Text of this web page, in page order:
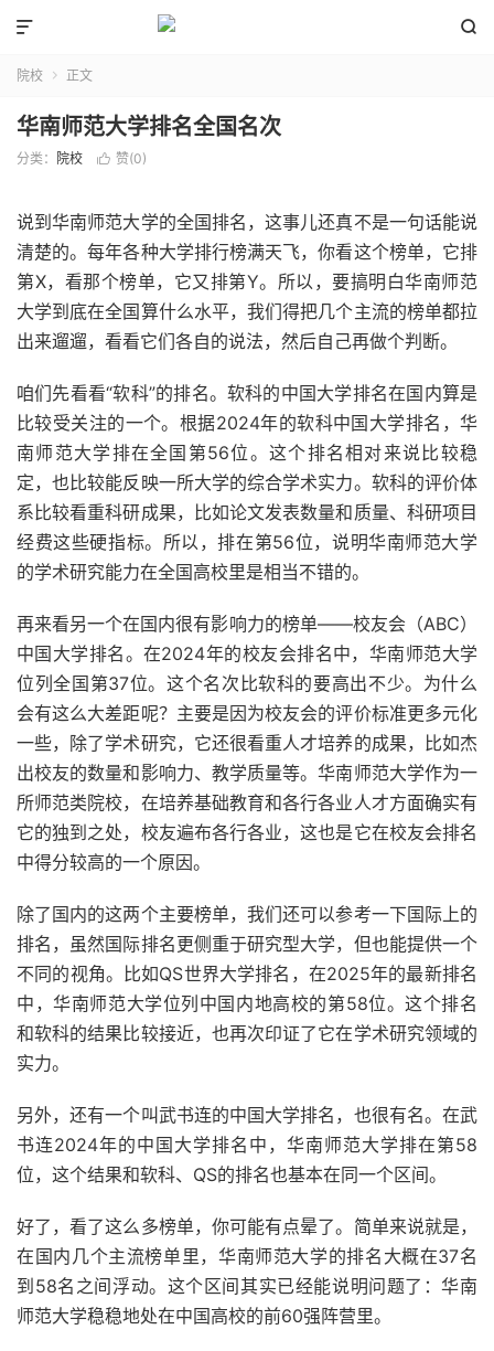


院校  正文
华南师范大学排名全国名次
分类： 院校  赞(0)
说到华南师范大学的全国排名，这事儿还真不是一句话能说
清楚的。每年各种大学排行榜满天飞，你看这个榜单，它排
第X，看那个榜单，它又排第Y。所以，要搞明白华南师范
大学到底在全国算什么水平，我们得把几个主流的榜单都拉
出来遛遛，看看它们各自的说法，然后自己再做个判断。
咱们先看看“软科”的排名。软科的中国大学排名在国内算是
比较受关注的一个。根据2024年的软科中国大学排名，华
南师范大学排在全国第56位。这个排名相对来说比较稳
定，也比较能反映一所大学的综合学术实力。软科的评价体
系比较看重科研成果，比如论文发表数量和质量、科研项目
经费这些硬指标。所以，排在第56位，说明华南师范大学
的学术研究能力在全国高校里是相当不错的。
再来看另一个在国内很有影响力的榜单——校友会（ABC）
中国大学排名。在2024年的校友会排名中，华南师范大学
位列全国第37位。这个名次比软科的要高出不少。为什么
会有这么大差距呢？主要是因为校友会的评价标准更多元化
一些，除了学术研究，它还很看重人才培养的成果，比如杰
出校友的数量和影响力、教学质量等。华南师范大学作为一
所师范类院校，在培养基础教育和各行各业人才方面确实有
它的独到之处，校友遍布各行各业，这也是它在校友会排名
中得分较高的一个原因。
除了国内的这两个主要榜单，我们还可以参考一下国际上的
排名，虽然国际排名更侧重于研究型大学，但也能提供一个
不同的视角。比如QS世界大学排名，在2025年的最新排名
中，华南师范大学位列中国内地高校的第58位。这个排名
和软科的结果比较接近，也再次印证了它在学术研究领域的
实力。
另外，还有一个叫武书连的中国大学排名，也很有名。在武
书连2024年的中国大学排名中，华南师范大学排在第58
位，这个结果和软科、QS的排名也基本在同一个区间。
好了，看了这么多榜单，你可能有点晕了。简单来说就是，
在国内几个主流榜单里，华南师范大学的排名大概在37名
到58名之间浮动。这个区间其实已经能说明问题了：华南
师范大学稳稳地处在中国高校的前60强阵营里。